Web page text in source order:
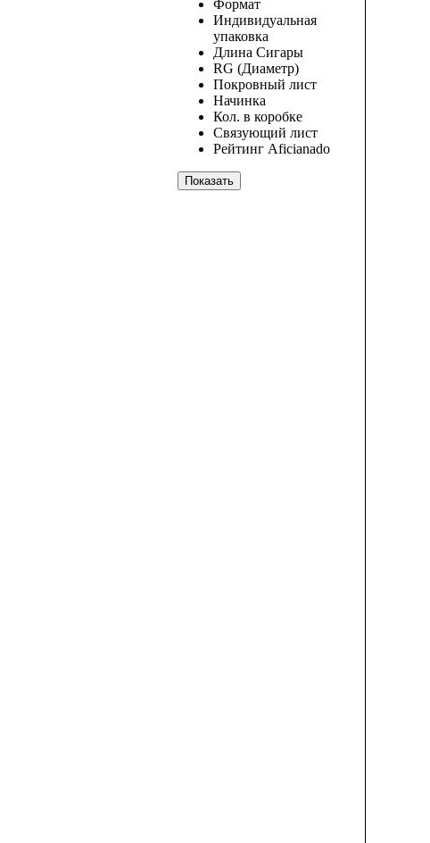
Формат
Индивидуальная
упаковка
Длина Сигары
RG (Диаметр)
Покровный лист
Начинка
Кол. в коробке
Связующий лист
Рейтинг Aficianado